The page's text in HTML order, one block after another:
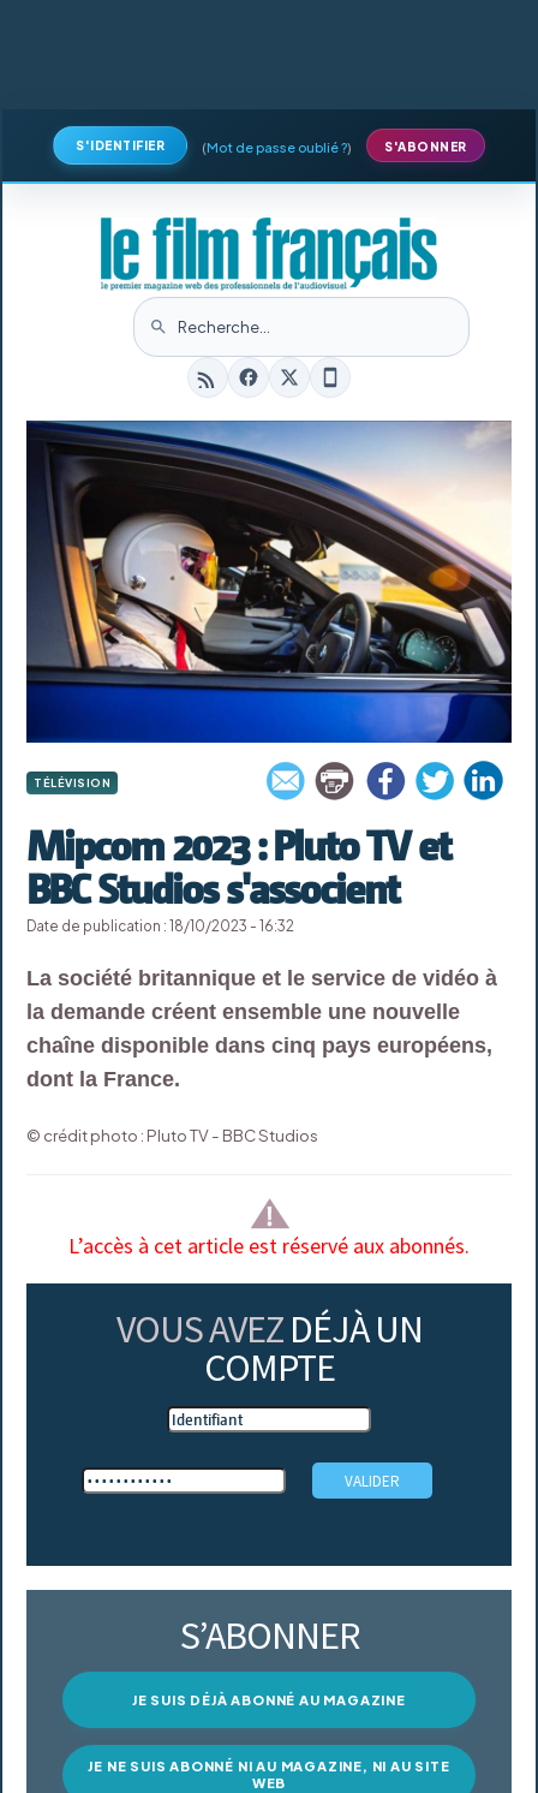
S'IDENTIFIER (Mot de passe oublié ?) S'ABONNER
TÉLÉVISION
Mipcom 2023 : Pluto TV et
BBC Studios s'associent
Date de publication : 18/10/2023 - 16:32
La société britannique et le service de vidéo à
la demande créent ensemble une nouvelle
chaîne disponible dans cinq pays européens,
dont la France.
© crédit photo : Pluto TV - BBC Studios
L’accès à cet article est réservé aux abonnés.
VOUS AVEZ DÉJÀ UN
COMPTE
S’ABONNER
JE SUIS DÉJÀ ABONNÉ AU MAGAZINE
JE NE SUIS ABONNÉ NI AU MAGAZINE, NI AU SITE
WEB